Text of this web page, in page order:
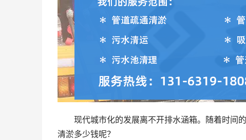
现代城市化的发展离不开排水涵箱。随着时间
清淤多少钱呢？